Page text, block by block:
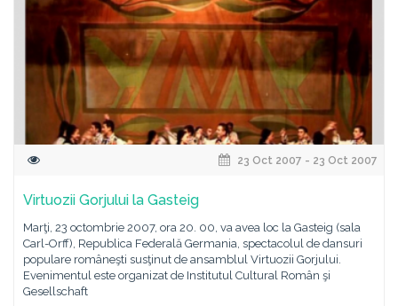
23 Oct 2007 - 23 Oct 2007
Virtuozii Gorjului la Gasteig
Marţi, 23 octombrie 2007, ora 20. 00, va avea loc la Gasteig (sala
Carl-Orff), Republica Federală Germania, spectacolul de dansuri
populare româneşti susţinut de ansamblul Virtuozii Gorjului.
Evenimentul este organizat de Institutul Cultural Român şi
Gesellschaft